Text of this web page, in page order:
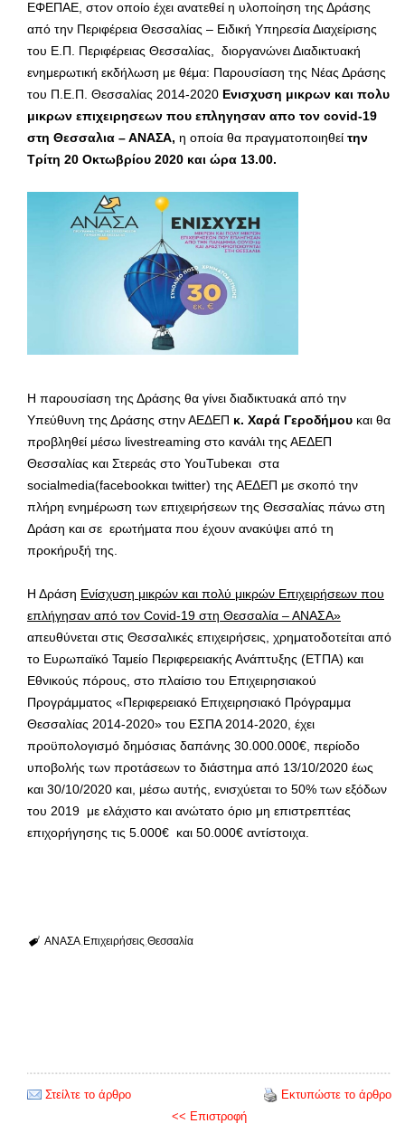
ΕΦΕΠΑΕ, στον οποίο έχει ανατεθεί η υλοποίηση της Δράσης
από την Περιφέρεια Θεσσαλίας – Ειδική Υπηρεσία Διαχείρισης
του Ε.Π. Περιφέρειας Θεσσαλίας, διοργανώνει Διαδικτυακή
ενημερωτική εκδήλωση με θέμα: Παρουσίαση της Νέας Δράσης
του Π.Ε.Π. Θεσσαλίας 2014-2020 Ενισχυση μικρων και πολυ
μικρων επιχειρησεων που επληγησαν απο τον covid-19
στη Θεσσαλια – ΑΝΑΣΑ, η οποία θα πραγματοποιηθεί την
Τρίτη 20 Οκτωβρίου 2020 και ώρα 13.00.
Η παρουσίαση της Δράσης θα γίνει διαδικτυακά από την
Υπεύθυνη της Δράσης στην ΑΕΔΕΠ κ. Χαρά Γεροδήμου και θα
προβληθεί μέσω livestreaming στο κανάλι της ΑΕΔΕΠ
Θεσσαλίας και Στερεάς στο YouTubeκαι στα
socialmedia(facebookκαι twitter) της ΑΕΔΕΠ με σκοπό την
πλήρη ενημέρωση των επιχειρήσεων της Θεσσαλίας πάνω στη
Δράση και σε ερωτήματα που έχουν ανακύψει από τη
προκήρυξή της.
Η Δράση Ενίσχυση μικρών και πολύ μικρών Επιχειρήσεων που
επλήγησαν από τον Covid-19 στη Θεσσαλία – ΑΝΑΣΑ»
απευθύνεται στις Θεσσαλικές επιχειρήσεις, χρηματοδοτείται από
το Ευρωπαϊκό Ταμείο Περιφερειακής Ανάπτυξης (ΕΤΠΑ) και
Εθνικούς πόρους, στο πλαίσιο του Επιχειρησιακού
Προγράμματος «Περιφερειακό Επιχειρησιακό Πρόγραμμα
Θεσσαλίας 2014-2020» του ΕΣΠΑ 2014-2020, έχει
προϋπολογισμό δημόσιας δαπάνης 30.000.000€, περίοδο
υποβολής των προτάσεων το διάστημα από 13/10/2020 έως
και 30/10/2020 και, μέσω αυτής, ενισχύεται το 50% των εξόδων
του 2019 με ελάχιστο και ανώτατο όριο μη επιστρεπτέας
επιχορήγησης τις 5.000€ και 50.000€ αντίστοιχα.
ΑΝΑΣΑ Επιχειρήσεις Θεσσαλία
Στείλτε το άρθρο
Εκτυπώστε το άρθρο
<< Επιστροφή